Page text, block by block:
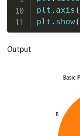
plt . axis (
plt . show(
Output: